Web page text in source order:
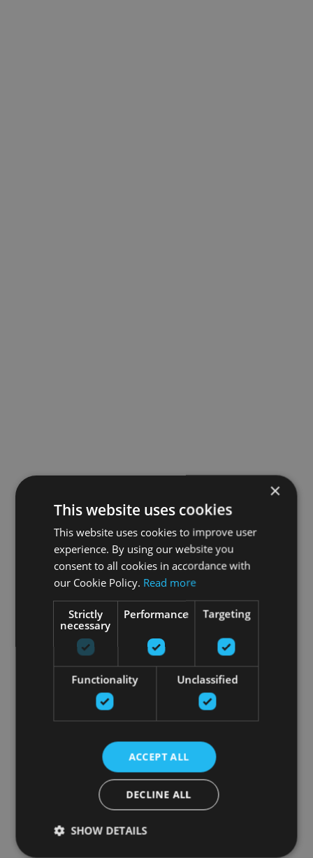
×
This website uses cookies
This website uses cookies to improve user
experience. By using our website you
consent to all cookies in accordance with
our Cookie Policy. Read more
Strictly
necessary
Performance Targeting
Functionality Unclassified
ACCEPT ALL
DECLINE ALL
SHOW DETAILS